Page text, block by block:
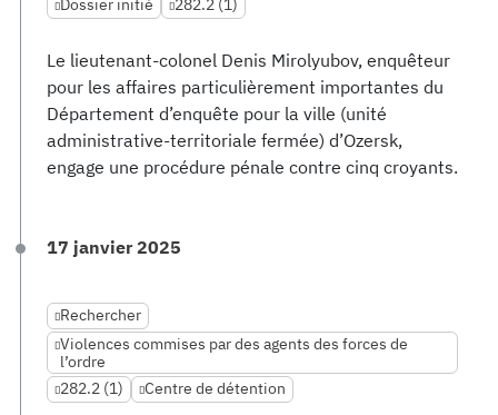
Dossier initié 282.2 (1)
Le lieutenant-colonel Denis Mirolyubov, enquêteur
pour les affaires particulièrement importantes du
Département d’enquête pour la ville (unité
administrative-territoriale fermée) d’Ozersk,
engage une procédure pénale contre cinq croyants.
17 janvier 2025
Rechercher
Violences commises par des agents des forces de
l’ordre
282.2 (1)
Centre de détention